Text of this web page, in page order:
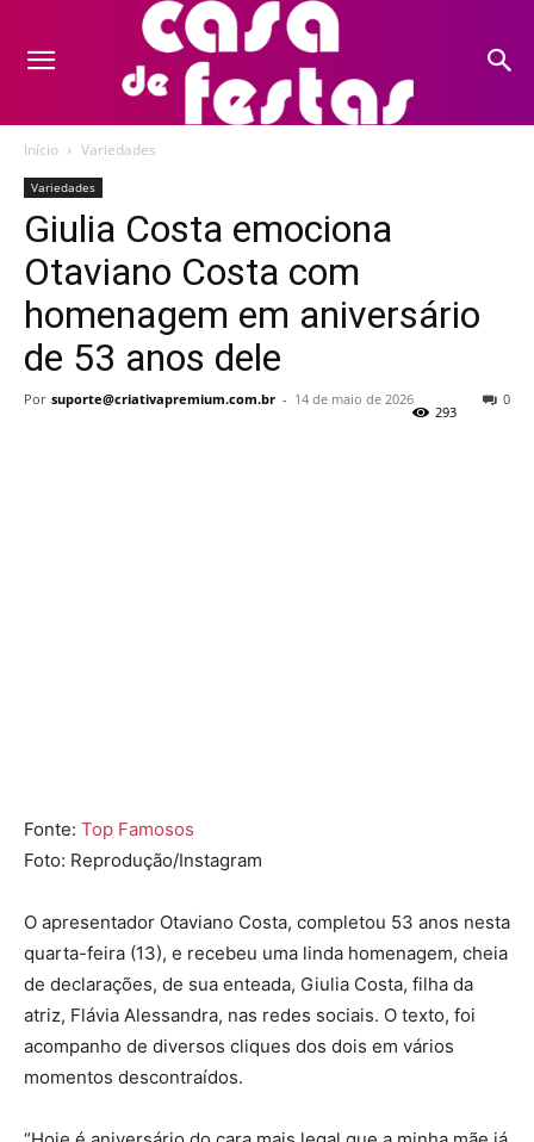
Início Variedades
Variedades
Giulia Costa emociona
Otaviano Costa com
homenagem em aniversário
de 53 anos dele
Por suporte@criativapremium.com.br - 14 de maio de 2026 0
293
Fonte: Top Famosos
Foto: Reprodução/Instagram
O apresentador Otaviano Costa, completou 53 anos nesta
quarta-feira (13), e recebeu uma linda homenagem, cheia
de declarações, de sua enteada, Giulia Costa, filha da
atriz, Flávia Alessandra, nas redes sociais. O texto, foi
acompanho de diversos cliques dos dois em vários
momentos descontraídos.